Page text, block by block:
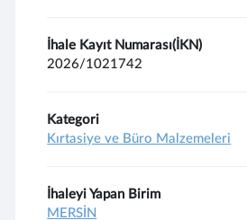
İhale Kayıt Numarası(İKN)
2026/1021742
Kategori
Kırtasiye ve Büro Malzemeleri
İhaleyi Yapan Birim
MERSİN